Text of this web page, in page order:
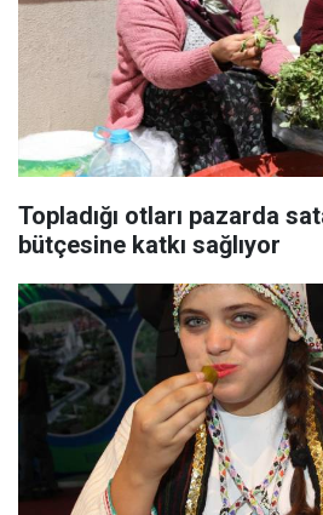
Topladığı otları pazarda
bütçesine katkı sağlıyor